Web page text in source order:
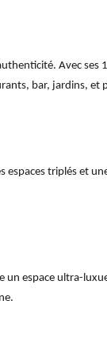
Avec
bar, jardins, et
espaces triplés et
un espace ultra-